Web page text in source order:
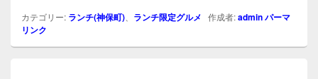
カテゴリー: ランチ(神保町) ランチ限定グルメ 作成者:adminパーマ
リンク